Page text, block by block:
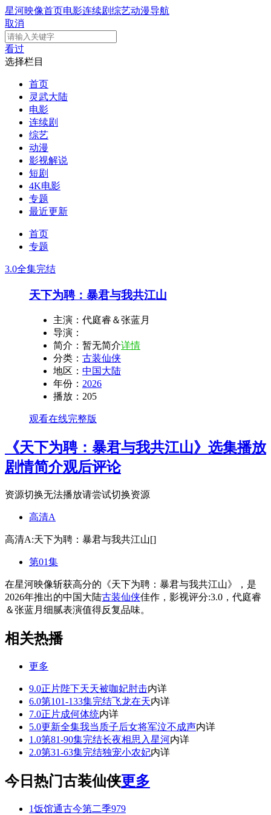
星河映像首页电影连续剧综艺动漫导航
取消
看过
选择栏目
首页
灵武大陆
电影
连续剧
综艺
动漫
影视解说
短剧
4K电影
专题
最近更新
首页
专题
3.0全集完结
天下为聘：暴君与我共江山
主演： 代庭睿＆张蓝月
导演：
简介： 暂无简介详情
分类： 古装仙侠
地区： 中国大陆
年份： 2026
播放： 205
观看在线完整版
《天下为聘：暴君与我共江山》选集播放
剧情简介观后评论
资源切换无法播放请尝试切换资源
高清A
高清A:天下为聘：暴君与我共江山[]
第01集
在星河映像斩获高分的《天下为聘：暴君与我共江山》，是
2026年推出的中国大陆古装仙侠佳作，影视评分:3.0，代庭睿
＆张蓝月细腻表演值得反复品味。
相关热播
更多
9.0正片陛下天天被咖妃肘击内详
6.0第101-133集完结飞龙在天内详
7.0正片成何体统内详
5.0更新全集我当质子后女将军泣不成声内详
1.0第81-90集完结长夜相思入星河内详
2.0第31-63集完结独宠小农妃内详
今日热门古装仙侠更多
1饭馆通古今第二季979